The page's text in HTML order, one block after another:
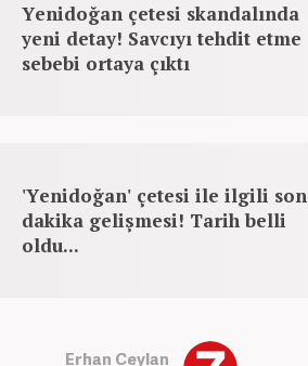
Yenidoğan çetesi skandalında
yeni detay! Savcıyı tehdit etme
sebebi ortaya çıktı
'Yenidoğan' çetesi ile ilgili son
dakika gelişmesi! Tarih belli
oldu...
Erhan Ceylan